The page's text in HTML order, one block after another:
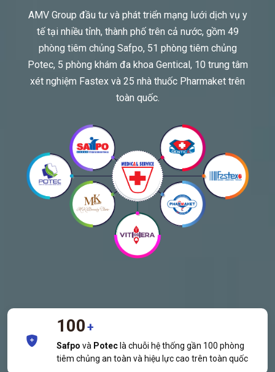
AMV Group đầu tư và phát triển mạng lưới dịch vụ y
tế tại nhiều tỉnh, thành phố trên cả nước, gồm 49
phòng tiêm chủng Safpo, 51 phòng tiêm chủng
Potec, 5 phòng khám đa khoa Gentical, 10 trung tâm
xét nghiệm Fastex và 25 nhà thuốc Pharmaket trên
toàn quốc.
100+
Safpo và Potec là chuỗi hệ thống gần 100 phòng
tiêm chủng an toàn và hiệu lực cao trên toàn quốc